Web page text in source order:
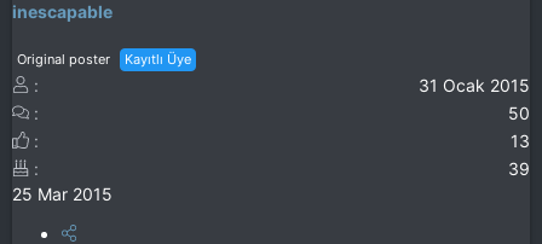
inescapable
Original poster Kayıtlı Üye
31 Ocak 2015
50
13
39
25 Mar 2015